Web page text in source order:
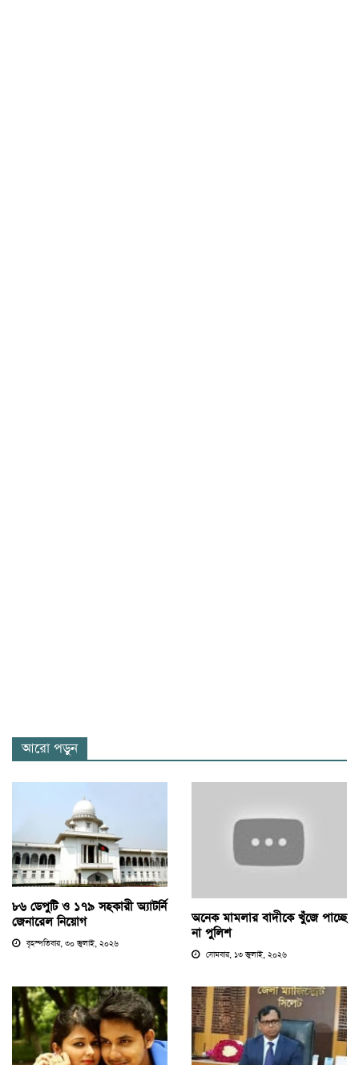
আরো পড়ুন
৮৬ ডেপুটি ও ১৭৯ সহকারী অ্যাটর্নি
জেনারেল নিয়োগ
বৃহস্পতিবার, ৩০ জুলাই, ২০২৬
অনেক মামলার বাদীকে খুঁজে পাচ্ছে
না পুলিশ
সোমবার, ১৩ জুলাই, ২০২৬